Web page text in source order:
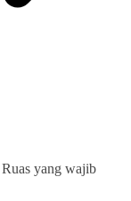
Ruas yang wajib